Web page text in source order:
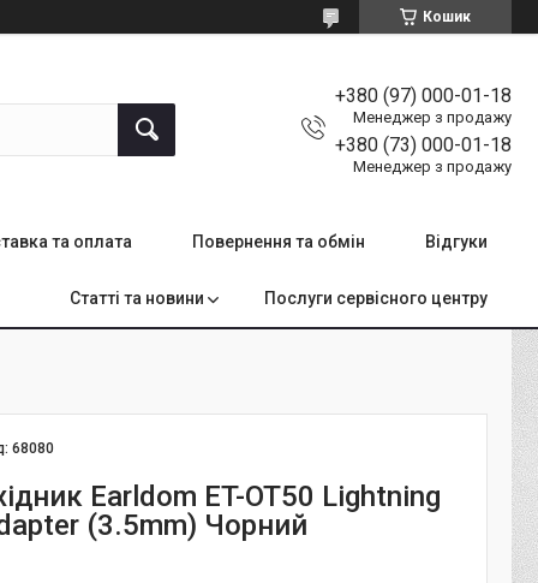
Кошик
+380 (97) 000-01-18
Менеджер з продажу
+380 (73) 000-01-18
Менеджер з продажу
та оплата Повернення та обмін Відгуки
Статті та новини Послуги сервісного центру
68080
Earldom ET-OT50 Lightning
(3.5mm) Чорний